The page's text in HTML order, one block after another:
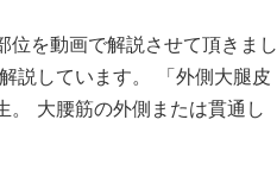
位を動画で解説させて頂きまし
説しています。 「外側大腿皮
大腰筋の外側または貫通し